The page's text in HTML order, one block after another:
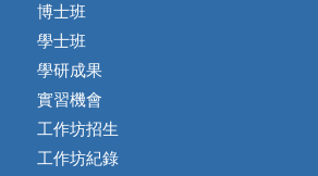
博士班
學士班
學研成果
實習機會
工作坊招生
工作坊紀錄